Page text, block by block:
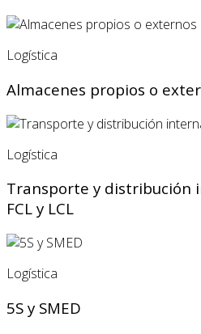
Logística
Almacenes propios o
Logística
Transporte y distribución
FCL y LCL
Logística
5S y SMED